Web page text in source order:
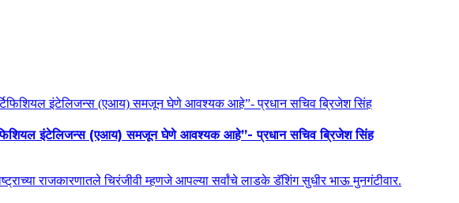
इंटेलिजन्स (एआय) समजून घेणे आवश्यक आहे”- प्रधान सचिव ब्रिजेश सिंह